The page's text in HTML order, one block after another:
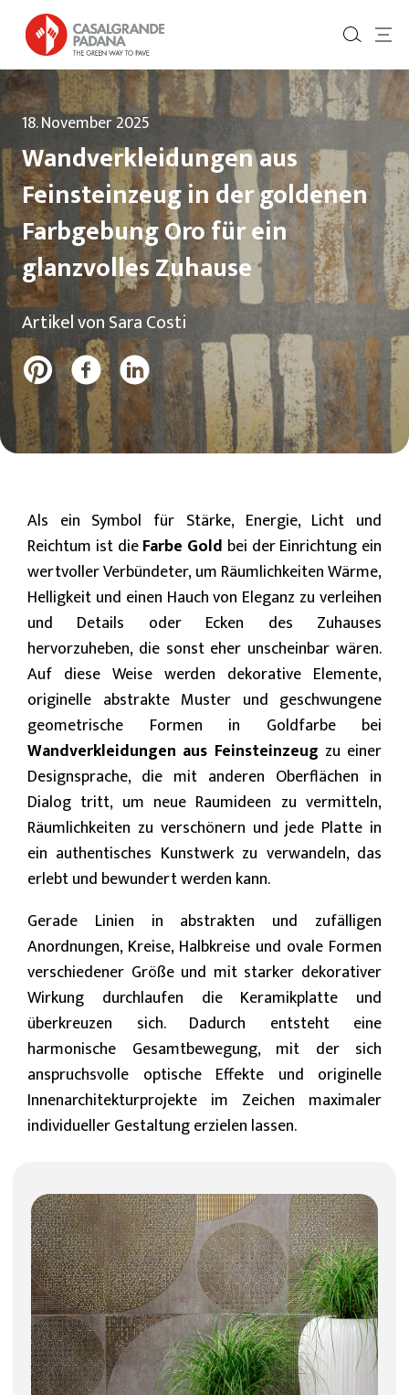
18. November 2025
Wandverkleidungen aus
Feinsteinzeug in der goldenen
Farbgebung Oro für ein
glanzvolles Zuhause
Artikel von Sara Costi
Als ein Symbol für Stärke, Energie, Licht und
Reichtum ist dieFarbe Gold bei der Einrichtung ein
wertvoller Verbündeter, um Räumlichkeiten Wärme,
Helligkeit und einen Hauch von Eleganz zu verleihen
und Details oder Ecken des Zuhauses
hervorzuheben, die sonst eher unscheinbar wären.
Auf diese Weise werden dekorative Elemente,
originelle abstrakte Muster und geschwungene
geometrische Formen in Goldfarbe bei
Wandverkleidungen aus Feinsteinzeug zu einer
Designsprache, die mit anderen Oberflächen in
Dialog tritt, um neue Raumideen zu vermitteln,
Räumlichkeiten zu verschönern und jede Platte in
ein authentisches Kunstwerk zu verwandeln, das
erlebt und bewundert werden kann.
Gerade Linien in abstrakten und zufälligen
Anordnungen, Kreise, Halbkreise und ovale Formen
verschiedener Größe und mit starker dekorativer
Wirkung durchlaufen die Keramikplatte und
überkreuzen sich. Dadurch entsteht eine
harmonische Gesamtbewegung, mit der sich
anspruchsvolle optische Effekte und originelle
Innenarchitekturprojekte im Zeichen maximaler
individueller Gestaltung erzielen lassen.